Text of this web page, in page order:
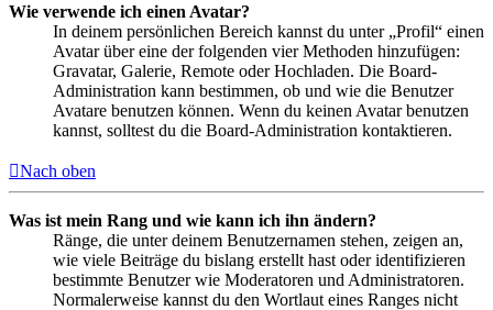
Wie verwende ich einen Avatar?
In deinem persönlichen Bereich kannst du unter „Profil“ einen
Avatar über eine der folgenden vier Methoden hinzufügen:
Gravatar, Galerie, Remote oder Hochladen. Die Board-
Administration kann bestimmen, ob und wie die Benutzer
Avatare benutzen können. Wenn du keinen Avatar benutzen
kannst, solltest du die Board-Administration kontaktieren.
Nach oben
Was ist mein Rang und wie kann ich ihn ändern?
Ränge, die unter deinem Benutzernamen stehen, zeigen an,
wie viele Beiträge du bislang erstellt hast oder identifizieren
bestimmte Benutzer wie Moderatoren und Administratoren.
Normalerweise kannst du den Wortlaut eines Ranges nicht